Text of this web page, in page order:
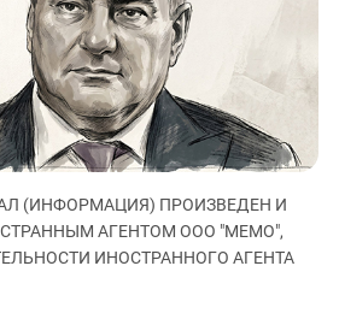
ЗАСТАВЛЯЕТ
КАВКАЗ ЗА ПАЛЕСТИНУ
ИНАКОМЫСЛИЕ В ЧЕЧНЕ
ПРЕСЛЕДОВАНИЕ АКТИВИСТОВ
МОБИЛИЗАЦИЯ И ПРОТЕСТЫ
(ИНФОРМАЦИЯ) ПРОИЗВЕДЕН И
АГЕНТОМ ООО "МЕМО",
ИНОСТРАННОГО АГЕНТА